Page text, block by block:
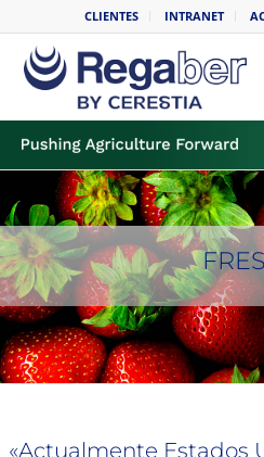
CLIENTES INTRANET
«Actualmente Estados